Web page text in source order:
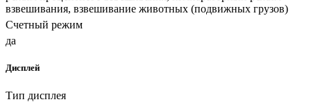
взвешивания, взвешивание животных (подвижных грузов)
Счетный режим
да
Дисплей
Тип дисплея